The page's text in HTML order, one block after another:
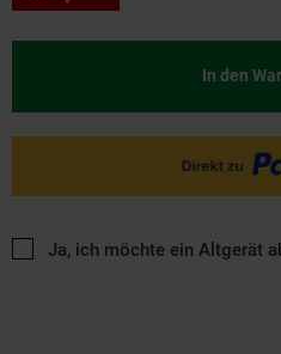
In den
Ja, ich möchte ein Altgerät